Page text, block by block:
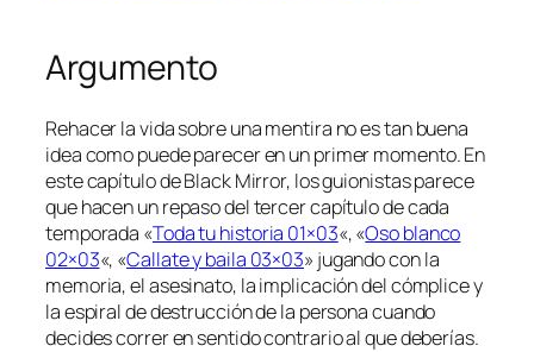
Argumento
Rehacer la vida sobre una mentira no es tan buena
idea como puede parecer en un primer momento. En
este capítulo de Black Mirror, los guionistas parece
que hacen un repaso del tercer capítulo de cada
temporada «Toda tu historia 01×03«, «Oso blanco
02×03«, «Callate y baila 03×03» jugando con la
memoria, el asesinato, la implicación del cómplice y
la espiral de destrucción de la persona cuando
decides correr en sentido contrario al que deberías.